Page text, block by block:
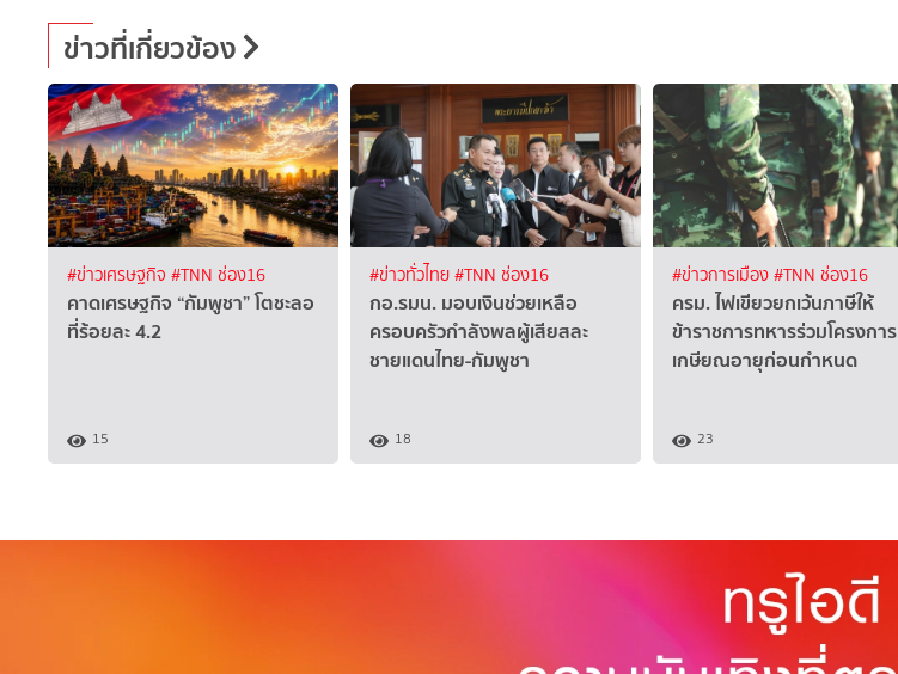
ข่าวที่เกี่ยวข้อง
#ข่าวเศรษฐกิจ #TNN ช่อง16
คาดเศรษฐกิจ “กัมพูชา” โตชะลอ
ที่ร้อยละ 4.2
15
#ข่าวทั่วไทย#TNN ช่อง16
กอ.รมน. มอบเงินช่วยเหลือ
ครอบครัวกำลังพลผู้เสียสละ
ชายแดนไทย-กัมพูชา
18
#ข่าวการเมือง#TNN ช่อง16
ครม. ไฟเขียวยกเว้นภาษีให้
ข้าราชการทหารร่วมโครงการ
เกษียณอายุก่อนกำหนด
23